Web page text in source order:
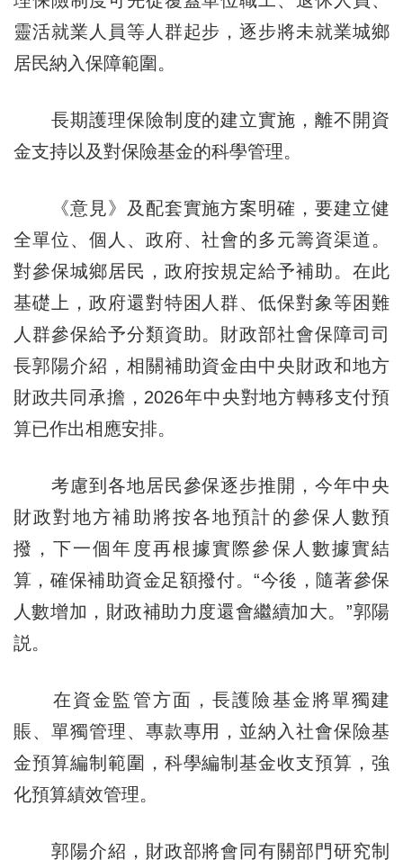
靈活就業人員等人群起步，逐步將未就業城鄉
居民納入保障範圍。
長期護理保險制度的建立實施，離不開資
金支持以及對保險基金的科學管理。
《意見》及配套實施方案明確，要建立健
全單位、個人、政府、社會的多元籌資渠道。
對參保城鄉居民，政府按規定給予補助。在此
基礎上，政府還對特困人群、低保對象等困難
人群參保給予分類資助。財政部社會保障司司
長郭陽介紹，相關補助資金由中央財政和地方
財政共同承擔，2026年中央對地方轉移支付預
算已作出相應安排。
考慮到各地居民參保逐步推開，今年中央
財政對地方補助將按各地預計的參保人數預
撥，下一個年度再根據實際參保人數據實結
算，確保補助資金足額撥付。“今後，隨著參保
人數增加，財政補助力度還會繼續加大。”郭陽
説。
在資金監管方面，長護險基金將單獨建
賬、單獨管理、專款專用，並納入社會保險基
金預算編制範圍，科學編制基金收支預算，強
化預算績效管理。
郭陽介紹，財政部將會同有關部門研究制